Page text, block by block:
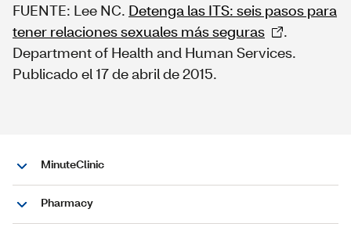
FUENTE: Lee NC. Detenga las ITS: seis pasos para
tener relaciones sexuales más seguras
.
Department of Health and Human Services.
Publicado el 17 de abril de 2015.